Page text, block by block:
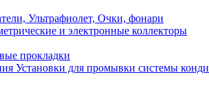
Ультрафиолет, Очки, фонари
и электронные коллекторы
прокладки
Установки для промывки системы